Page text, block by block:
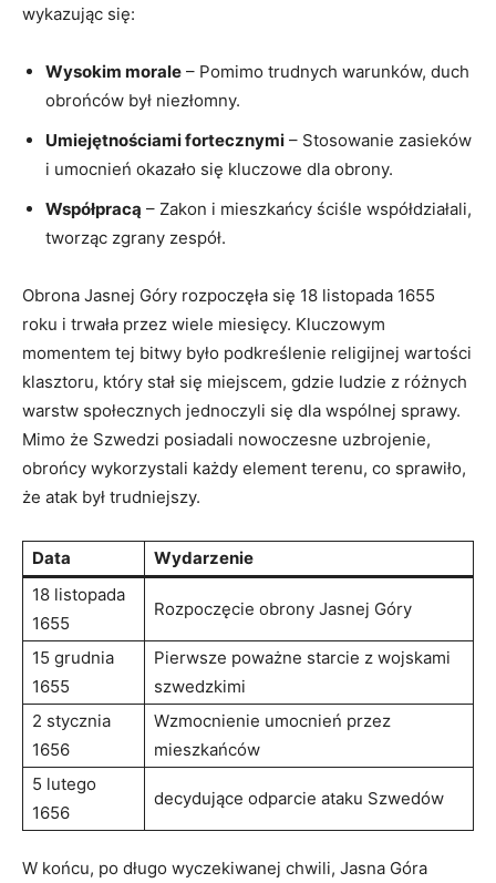
wykazując się:
Wysokim morale – Pomimo⁣ trudnych warunków, duch
obrońców był niezłomny.
Umiejętnościami fortecznymi – ⁣Stosowanie zasieków
i umocnień‍ okazało się kluczowe dla ​obrony.
Współpracą – Zakon i mieszkańcy ściśle współdziałali,
tworząc zgrany zespół.
Obrona Jasnej Góry rozpoczęła się 18 listopada 1655
roku i trwała przez wiele miesięcy.⁢ Kluczowym
momentem tej bitwy było podkreślenie religijnej wartości
klasztoru, który stał się miejscem, gdzie ludzie ‌z różnych
warstw społecznych jednoczyli‍ się dla wspólnej sprawy.
Mimo że Szwedzi posiadali ‌nowoczesne uzbrojenie,
obrońcy wykorzystali ⁤każdy element terenu, co sprawiło,
że atak był trudniejszy.
Data
Wydarzenie
18 listopada
1655
Rozpoczęcie obrony Jasnej ⁢Góry
15 grudnia
1655
Pierwsze poważne starcie z wojskami
szwedzkimi
2 ‍stycznia
1656
Wzmocnienie umocnień przez
mieszkańców
5 lutego
1656
decydujące⁤ odparcie ataku Szwedów
W końcu, po długo wyczekiwanej chwili, Jasna Góra